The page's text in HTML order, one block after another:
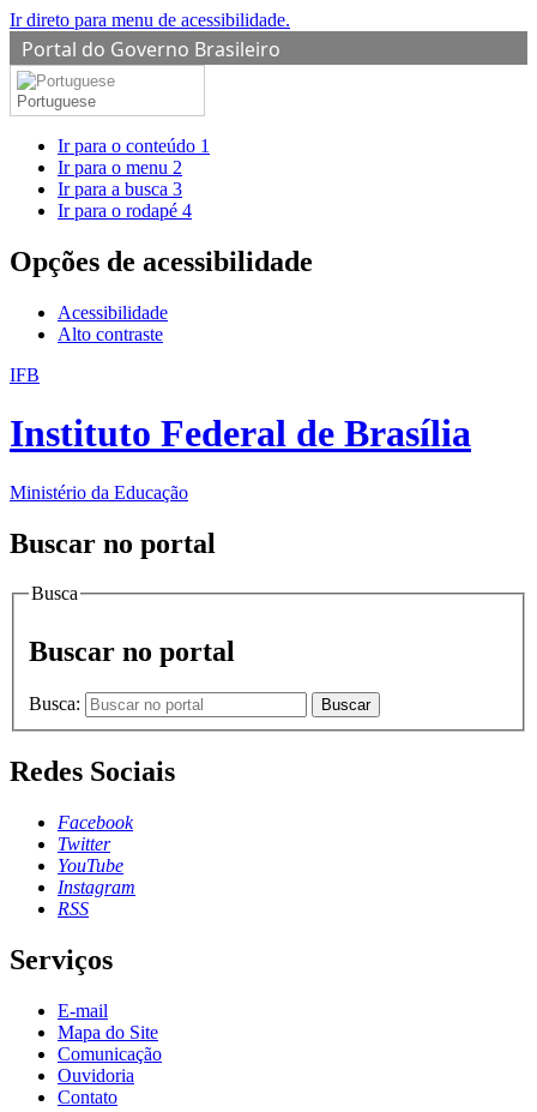
Ir direto para menu de acessibilidade.
Portal do Governo Brasileiro
Portuguese
Ir para o conteúdo 1
Ir para o menu 2
Ir para a busca 3
Ir para o rodapé 4
Opções de acessibilidade
Acessibilidade
Alto contraste
IFB
Instituto Federal de Brasília
Ministério da Educação
Buscar no portal
Busca
Buscar no portal
Busca: Buscar
Redes Sociais
Facebook
Twitter
YouTube
Instagram
RSS
Serviços
E-mail
Mapa do Site
Comunicação
Ouvidoria
Contato